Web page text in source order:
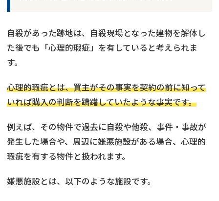
自殺があった跡地は、自殺現場となった建物を解体し
た後でも「心理的瑕疵」を有していると考えられま
す。
心理的瑕疵とは、買主がその事実を契約の前に知って
いれば購入の判断を躊躇していたような事実です。
例えば、その物件で過去に自殺や他殺、事件・事故が
発生した場合や、周辺に嫌悪施設がある場合、心理的
瑕疵を有する物件と扱われます。
嫌悪施設とは、以下のような施設です。